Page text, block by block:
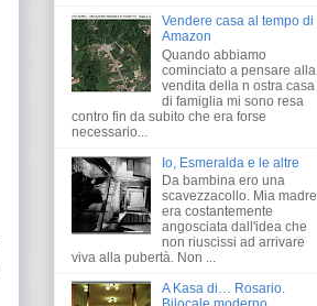
Vendere casa al tempo di
Amazon
Quando abbiamo
cominciato a pensare alla
vendita della n ostra casa
di famiglia mi sono resa
contro fin da subito che era forse
necessario...
Io, Esmeralda e le altre
Da bambina ero una
scavezzacollo. Mia madre
era costantemente
angosciata dall'idea che
non riuscissi ad arrivare
viva alla pubertà. Non ...
A Kasa di… Rosario.